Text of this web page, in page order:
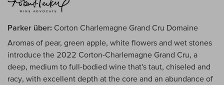
Parker über: Corton Charlemagne Grand Cru Domaine
Aromas of pear, green apple, white flowers and wet stones
introduce the 2022 Corton-Charlemagne Grand Cru, a
deep, medium to full-bodied wine that's taut, chiseled and
racy, with excellent depth at the core and an abundance of